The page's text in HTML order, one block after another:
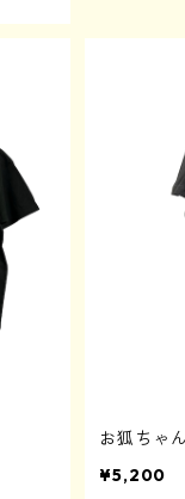
お狐ちゃ
¥5,200